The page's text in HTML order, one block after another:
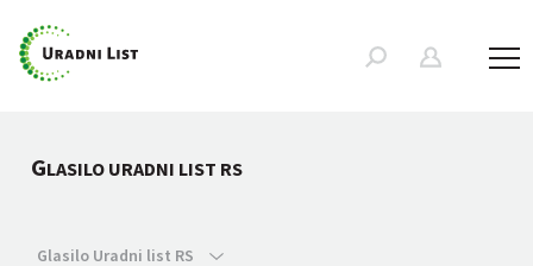
GLASILO URADNI LIST RS
Glasilo Uradni list RS